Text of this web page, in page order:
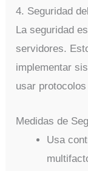
4. Seguridad
La seguridad
servidores.
implementar
usar
Medidas de
Usa